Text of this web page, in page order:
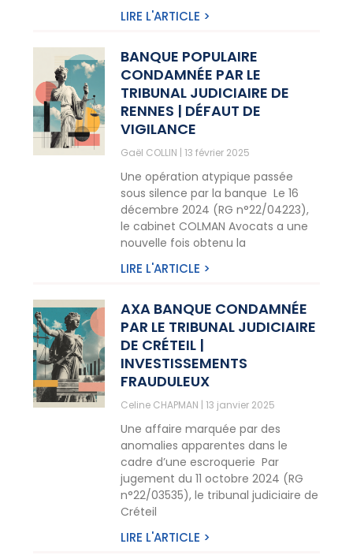
LIRE L'ARTICLE >
BANQUE POPULAIRE
CONDAMNÉE PAR LE
TRIBUNAL JUDICIAIRE DE
RENNES | DÉFAUT DE
VIGILANCE
Gaël COLLIN 13 février 2025
Une opération atypique passée
sous silence par la banque Le 16
décembre 2024 (RG n°22/04223),
le cabinet COLMAN Avocats a une
nouvelle fois obtenu la
LIRE L'ARTICLE >
AXA BANQUE CONDAMNÉE
PAR LE TRIBUNAL JUDICIAIRE
DE CRÉTEIL |
INVESTISSEMENTS
FRAUDULEUX
Celine CHAPMAN 13 janvier 2025
Une affaire marquée par des
anomalies apparentes dans le
cadre d’une escroquerie Par
jugement du 11 octobre 2024 (RG
n°22/03535), le tribunal judiciaire de
Créteil
LIRE L'ARTICLE >